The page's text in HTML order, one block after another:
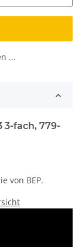
...
3-fach, 779-
von BEP.